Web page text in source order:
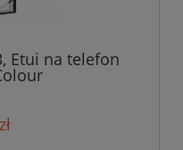
Etui na telefon